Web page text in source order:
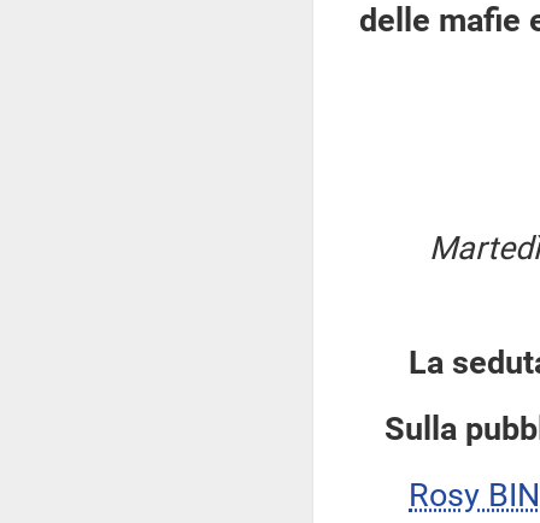
delle mafie
La
Sulla
Rosy